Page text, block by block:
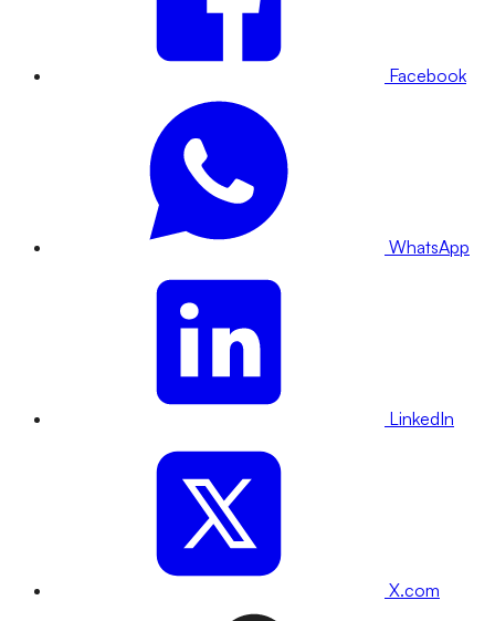
Facebook
WhatsApp
LinkedIn
X.com